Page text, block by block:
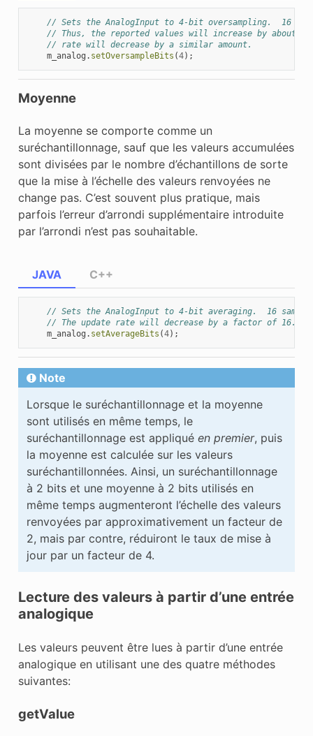
// Sets the AnalogInput to 4-bit oversampling.  16
// Thus, the reported values will increase by about a
// rate will decrease by a similar amount.
m_analog . setOversampleBits (4);
Moyenne
La moyenne se comporte comme un
suréchantillonnage, sauf que les valeurs accumulées
sont divisées par le nombre d’échantillons de sorte
que la mise à l’échelle des valeurs renvoyées ne
change pas. C’est souvent plus pratique, mais
parfois l’erreur d’arrondi supplémentaire introduite
par l’arrondi n’est pas souhaitable.
JAVA
// Sets the AnalogInput to 4-bit averaging.  16
// The update rate will decrease by a factor of 16.
m_analog . setAverageBits (4);
C++
Note
Lorsque le suréchantillonnage et la moyenne
sont utilisés en même temps, le
suréchantillonnage est appliqué en premier, puis
la moyenne est calculée sur les valeurs
suréchantillonnées. Ainsi, un suréchantillonnage
à 2 bits et une moyenne à 2 bits utilisés en
même temps augmenteront l’échelle des valeurs
renvoyées par approximativement un facteur de
2, mais par contre, réduiront le taux de mise à
jour par un facteur de 4.
Lecture des valeurs à partir d’une entrée
analogique
Les valeurs peuvent être lues à partir d’une entrée
analogique en utilisant une des quatre méthodes
suivantes:
getValue